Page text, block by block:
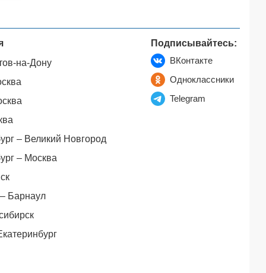
на-Дону
– Великий Новгород
– Москва
Барнаул
Подписывайтесь:
ВКонтакте
Одноклассники
Telegram